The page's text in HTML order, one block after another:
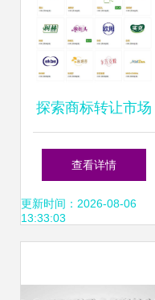
探索商标转让市场
各行各业商标，
2980元起售
查看详情
更新时间：2026-08-06
13:33:03